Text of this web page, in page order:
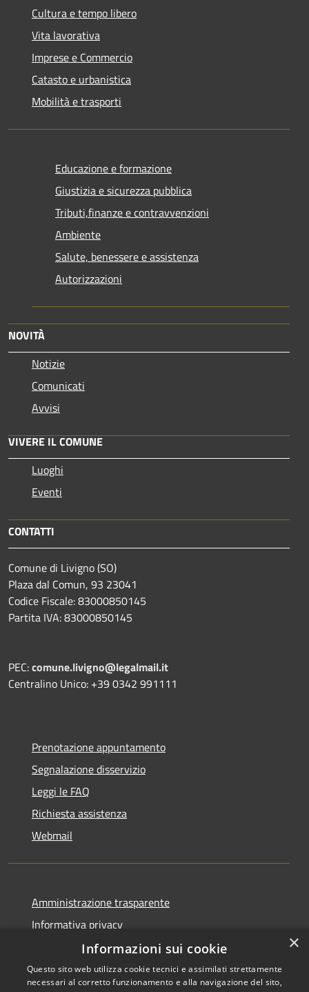
Cultura e tempo libero
Vita lavorativa
Imprese e Commercio
Catasto e urbanistica
Mobilità e trasporti
Educazione e formazione
Giustizia e sicurezza pubblica
Tributi,finanze e contravvenzioni
Ambiente
Salute, benessere e assistenza
Autorizzazioni
NOVITÀ
Notizie
Comunicati
Avvisi
VIVERE IL COMUNE
Luoghi
Eventi
CONTATTI
Comune di Livigno (SO)
Plaza dal Comun, 93 23041
Codice Fiscale: 83000850145
Partita IVA: 83000850145
PEC:comune.livigno@legalmail.it
Centralino Unico: +39 0342 991111
Prenotazione appuntamento
Segnalazione disservizio
Leggi le FAQ
Richiesta assistenza
Webmail
Amministrazione trasparente
Informativa privacy
Dichiarazione di accessibilità
×
Informazioni sui cookie
Questo sito web utilizza cookie tecnici e assimilati strettamente
necessari al corretto funzionamento e alla navigazione del sito,